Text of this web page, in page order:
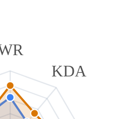
KDA